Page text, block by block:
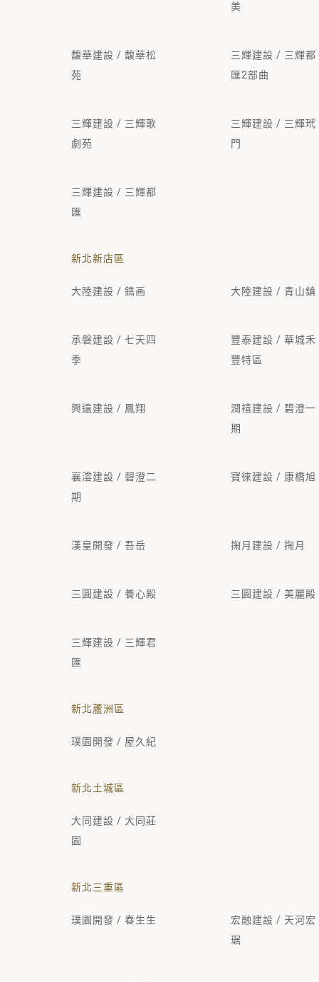
美
馥華建設 / 馥華松
苑
三輝建設 / 三輝都
匯2部曲
三輝建設 / 三輝歌
劇苑
三輝建設 / 三輝玳
門
三輝建設 / 三輝都
匯
新北新店區
大陸建設 / 鐫画 大陸建設 / 青山鎮
承磐建設 / 七天四
季
豐泰建設 / 華城禾
豐特區
興遠建設 / 鳳翔
澗禧建設 / 碧澄一
期
襄澐建設 / 碧澄二
期
寶徠建設 / 康橋旭
漢皇開發 / 吾岳 掬月建設 / 掬月
三圓建設 / 養心殿 三圓建設 / 美麗殿
三輝建設 / 三輝君
匯
新北蘆洲區
璞園開發 / 屋久紀
新北土城區
大同建設 / 大同莊
園
新北三重區
璞園開發 / 春生生
宏融建設 / 天河宏
琚